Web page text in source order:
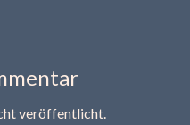
veröffentlicht.